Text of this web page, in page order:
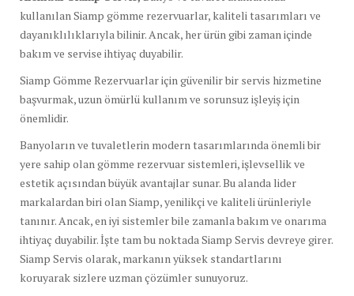
kullanılan Siamp gömme rezervuarlar, kaliteli tasarımları ve
dayanıklılıklarıyla bilinir. Ancak, her ürün gibi zaman içinde
bakım ve servise ihtiyaç duyabilir.
Siamp Gömme Rezervuarlar için güvenilir bir servis hizmetine
başvurmak, uzun ömürlü kullanım ve sorunsuz işleyiş için
önemlidir.
Banyoların ve tuvaletlerin modern tasarımlarında önemli bir
yere sahip olan gömme rezervuar sistemleri, işlevsellik ve
estetik açısından büyük avantajlar sunar. Bu alanda lider
markalardan biri olan Siamp, yenilikçi ve kaliteli ürünleriyle
tanınır. Ancak, en iyi sistemler bile zamanla bakım ve onarıma
ihtiyaç duyabilir. İşte tam bu noktada Siamp Servis devreye girer.
Siamp Servis olarak, markanın yüksek standartlarını
koruyarak sizlere uzman çözümler sunuyoruz.